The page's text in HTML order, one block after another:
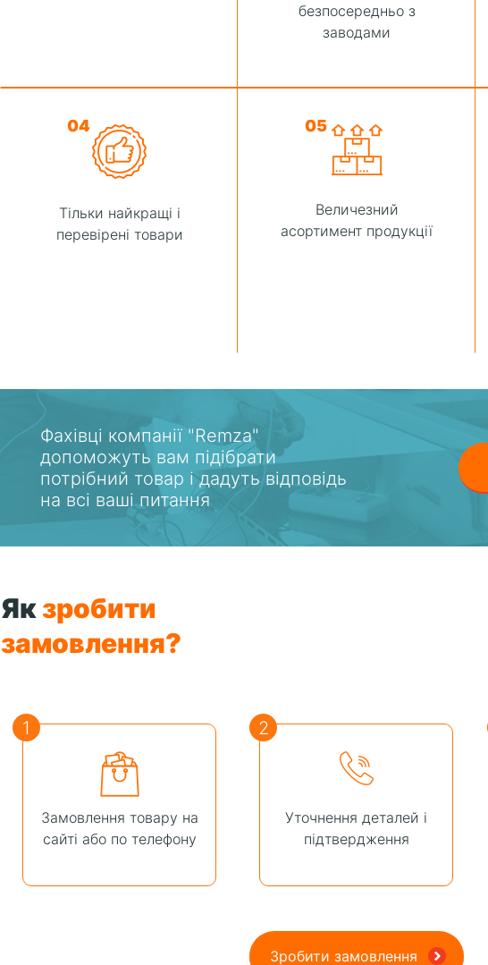
безпосередньо з
заводами
04
Тільки найкращі і
перевірені товари
05
Величезний
асортимент продукції
Фахівці компанії "Remza"
допоможуть вам підібрати
потрібний товар і дадуть відповідь
на всі ваші питання
Якзробити
замовлення?
1
Замовлення товару на
сайті або по телефону
2
Уточнення деталей і
підтвердження
Зробити замовлення